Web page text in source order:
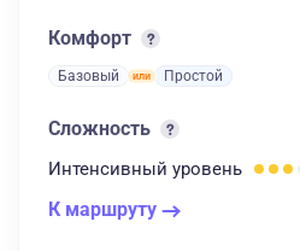
Комфорт
Базовый Простой
Сложность
Интенсивный уровень
К маршруту